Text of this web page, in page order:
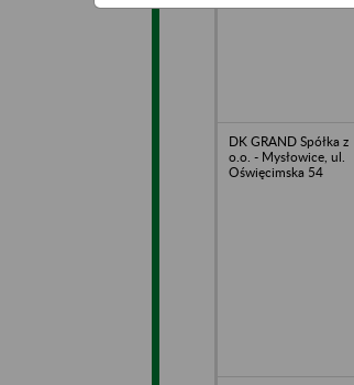
DK GRAND Spółka z
o.o. - Mysłowice, ul.
Oświęcimska 54